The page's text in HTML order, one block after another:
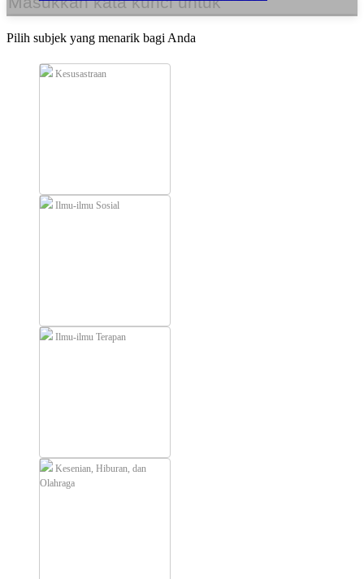
Pilih subjek yang menarik bagi Anda
Kesusastraan
Ilmu-ilmu Sosial
Ilmu-ilmu Terapan
Kesenian, Hiburan, dan
Olahraga